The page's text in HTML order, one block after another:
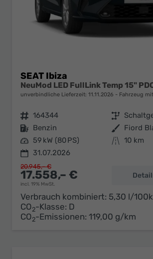
SEAT Ibiza
NeuMod LED FullLink Temp 15"
unverbindliche Lieferzeit: 11.11.2026 Fahrzeug
Fahrzeugnr. 164344 Getriebe
Kraftstoff Benzin Außenfarbe Fiord
Leistung 59 kW (80 PS) Kilometerstand 10 km
31.07.2026
17.558,– €
incl. 19% MwSt.
20.945,– €
Verbrauch kombiniert: 5,30 l/
CO2-Klasse: D
CO2-Emissionen: 119,00 g/km